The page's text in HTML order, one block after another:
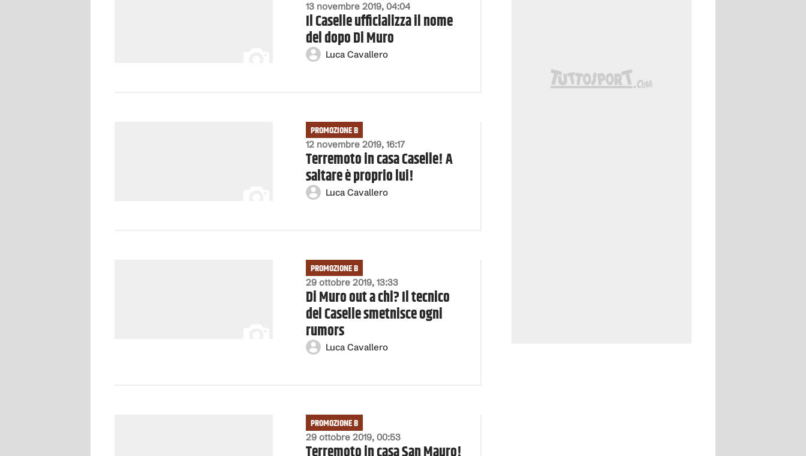
13 novembre 2019, 04:04
Il Caselle ufficializza il nome
del dopo Di Muro
Luca Cavallero
12 novembre 2019, 16:17
PROMOZIONE B
Terremoto in casa Caselle! A
saltare è proprio lui!
Luca Cavallero
29 ottobre 2019, 13:33
PROMOZIONE B
Di Muro out a chi? Il tecnico
del Caselle smetnisce ogni
rumors
Luca Cavallero
29 ottobre 2019, 00:53
PROMOZIONE B